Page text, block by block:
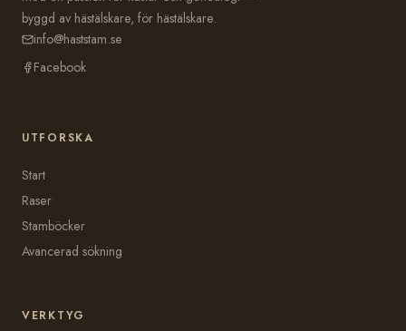
byggd av hästälskare, för hästälskare.
info@haststam.se
Facebook
UTFORSKA
Start
Raser
Stamböcker
Avancerad sökning
VERKTYG